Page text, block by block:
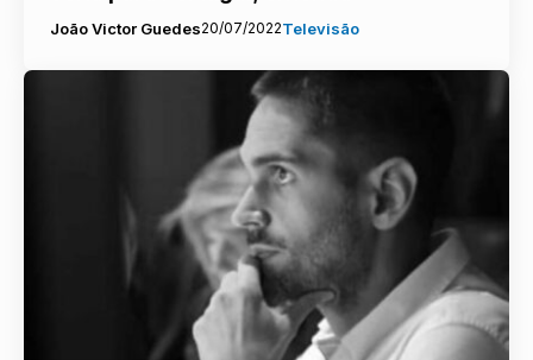
João Victor Guedes20/07/2022Televisão